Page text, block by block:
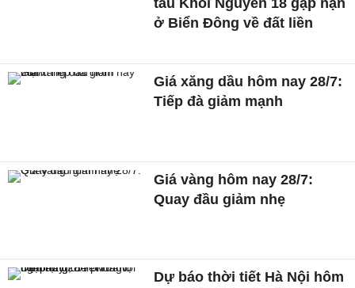
tàu Khôi Nguyên 18 gặp nạn
ở Biển Đông về đất liền
Giá xăng dầu hôm nay 28/7:
Tiếp đà giảm mạnh
Giá vàng hôm nay 28/7:
Quay đầu giảm nhẹ
Dự báo thời tiết Hà Nội hôm